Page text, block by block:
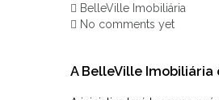
BelleVille Imobiliária
No comments yet
A BelleVille